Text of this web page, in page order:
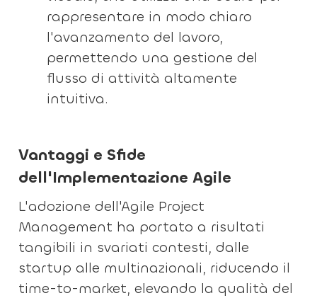
rappresentare in modo chiaro
l'avanzamento del lavoro,
permettendo una gestione del
flusso di attività altamente
intuitiva.
Vantaggi e Sfide
dell'Implementazione Agile
L'adozione dell'Agile Project
Management ha portato a risultati
tangibili in svariati contesti, dalle
startup alle multinazionali, riducendo il
time-to-market, elevando la qualità del